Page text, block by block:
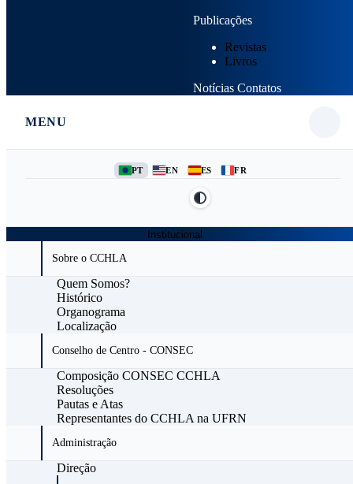
Publicações
Revistas
Livros
Notícias Contatos
MENU
PT EN ES FR
Institucional
Sobre o CCHLA
Quem Somos?
Histórico
Organograma
Localização
Conselho de Centro - CONSEC
Composição CONSEC CCHLA
Resoluções
Pautas e Atas
Representantes do CCHLA na UFRN
Administração
Direção